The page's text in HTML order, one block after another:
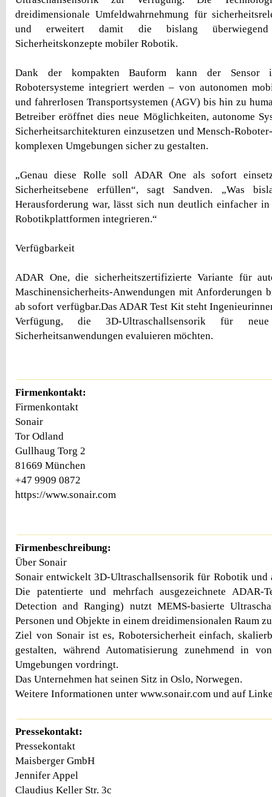
dreidimensionale Umfeldwahrnehmung für
und erweitert damit die bislang überwiegend
Sicherheitskonzepte mobiler Robotik.
Dank der kompakten Bauform kann der Sensor
Robotersysteme integriert werden – von autonomen
und fahrerlosen Transportsystemen (AGV) bis hin zu
Betreiber eröffnet dies neue Möglichkeiten, autonome
Sicherheitsarchitekturen einzusetzen und Mensch-
komplexen Umgebungen sicher zu gestalten.
„Genau diese Rolle soll ADAR One als sofort
Sicherheitsebene erfüllen“, sagt Sandven. „Was
Herausforderung war, lässt sich nun deutlich einfacher in
Robotikplattformen integrieren.“
Verfügbarkeit
ADAR One, die sicherheitszertifizierte Variante für
Maschinensicherheits-Anwendungen mit Anforderungen
ab sofort verfügbar.Das ADAR Test Kit steht
Verfügung, die 3D-Ultraschallsensorik für
Sicherheitsanwendungen evaluieren möchten.
Firmenkontakt:
Firmenkontakt
Sonair
Tor Odland
Gullhaug Torg 2
81669 München
+47 9909 0872
https://www.sonair.com
Firmenbeschreibung:
Über Sonair
Sonair entwickelt 3D-Ultraschallsensorik für Robotik und
Die patentierte und mehrfach ausgezeichnete ADAR-
Detection and Ranging) nutzt MEMS-basierte
Personen und Objekte in einem dreidimensionalen Raum
Ziel von Sonair ist es, Robotersicherheit einfach,
gestalten, während Automatisierung zunehmend in
Umgebungen vordringt.
Das Unternehmen hat seinen Sitz in Oslo, Norwegen.
Weitere Informationen unter www.sonair.com und auf
Pressekontakt:
Pressekontakt
Maisberger GmbH
Jennifer Appel
Claudius Keller Str. 3c